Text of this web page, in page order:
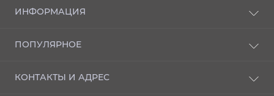
ИНФОРМАЦИЯ
Отзывы
Доставка и оплата
ПОПУЛЯРНОЕ
ИНТЕРЬЕР
КОНТАКТЫ И АДРЕС